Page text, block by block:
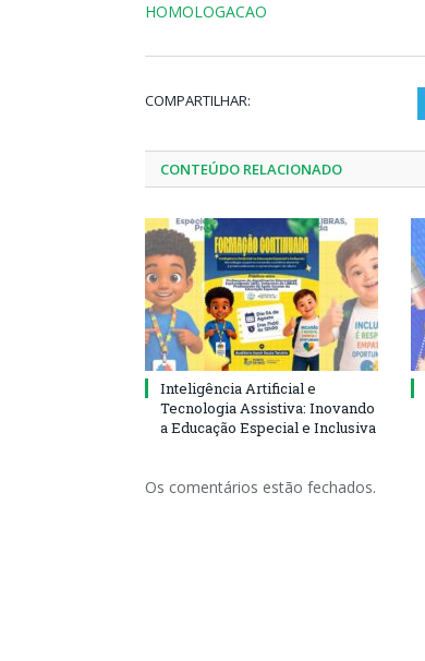
HOMOLOGACAO
COMPARTILHAR:
CONTEÚDO RELACIONADO
Inteligência Artificial e
Tecnologia Assistiva: Inovando
a Educação Especial e Inclusiva
Os comentários estão fechados.